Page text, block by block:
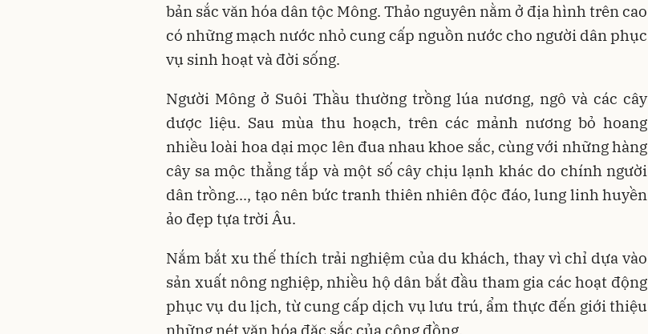
bản sắc văn hóa dân tộc Mông. Thảo nguyên nằm ở địa hình trên cao
có những mạch nước nhỏ cung cấp nguồn nước cho người dân phục
vụ sinh hoạt và đời sống.
Người Mông ở Suôi Thầu thường trồng lúa nương, ngô và các cây
dược liệu. Sau mùa thu hoạch, trên các mảnh nương bỏ hoang
nhiều loài hoa dại mọc lên đua nhau khoe sắc, cùng với những hàng
cây sa mộc thẳng tắp và một số cây chịu lạnh khác do chính người
dân trồng..., tạo nên bức tranh thiên nhiên độc đáo, lung linh huyền
ảo đẹp tựa trời Âu.
Nắm bắt xu thế thích trải nghiệm của du khách, thay vì chỉ dựa vào
sản xuất nông nghiệp, nhiều hộ dân bắt đầu tham gia các hoạt động
phục vụ du lịch, từ cung cấp dịch vụ lưu trú, ẩm thực đến giới thiệu
những nét văn hóa đặc sắc của cộng đồng.